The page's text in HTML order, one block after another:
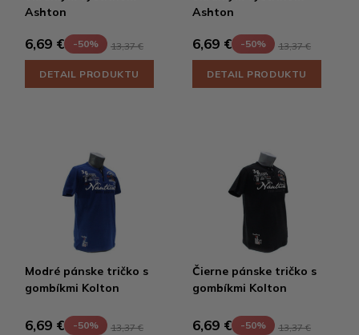
Ashton
6,69 € -50% 13,37 €
DETAIL PRODUKTU
Ashton
6,69 € -50% 13,37 €
DETAIL PRODUKTU
Modré pánske tričko s
gombíkmi Kolton
6,69 € -50% 13,37 €
Čierne pánske tričko s
gombíkmi Kolton
6,69 € -50% 13,37 €